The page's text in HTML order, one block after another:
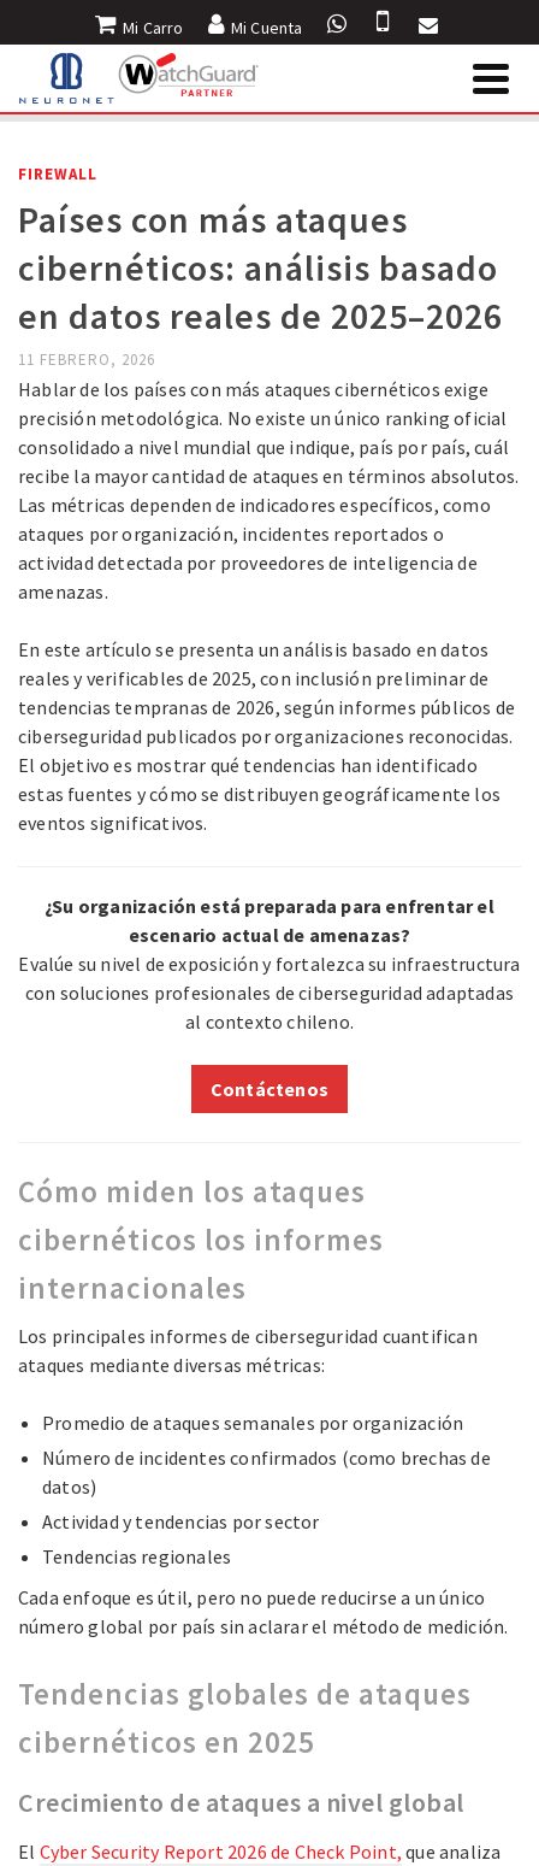
Mi Carro Mi Cuenta
INICIO BLOG » FIREWALL»PAÍSES CON MÁS ATAQUES CIBERNÉTICOS:
ANÁLISIS BASADO EN DATOS REALES DE 2025–2026
FIREWALL
Países con más ataques
cibernéticos: análisis basado
en datos reales de 2025–2026
11 FEBRERO, 2026
Hablar de los países con más ataques cibernéticos exige
precisión metodológica. No existe un único ranking oficial
consolidado a nivel mundial que indique, país por país, cuál
recibe la mayor cantidad de ataques en términos absolutos.
Las métricas dependen de indicadores específicos, como
ataques por organización, incidentes reportados o
actividad detectada por proveedores de inteligencia de
amenazas.
En este artículo se presenta un análisis basado en datos
reales y verificables de 2025, con inclusión preliminar de
tendencias tempranas de 2026, según informes públicos de
ciberseguridad publicados por organizaciones reconocidas.
El objetivo es mostrar qué tendencias han identificado
estas fuentes y cómo se distribuyen geográficamente los
eventos significativos.
¿Su organización está preparada para enfrentar el
escenario actual de amenazas?
Evalúe su nivel de exposición y fortalezca su infraestructura
con soluciones profesionales de ciberseguridad adaptadas
al contexto chileno.
Contáctenos
Cómo miden los ataques
cibernéticos los informes
internacionales
Los principales informes de ciberseguridad cuantifican
ataques mediante diversas métricas:
Promedio de ataques semanales por organización
Número de incidentes confirmados (como brechas de
datos)
Actividad y tendencias por sector
Tendencias regionales
Cada enfoque es útil, pero no puede reducirse a un único
número global por país sin aclarar el método de medición.
Tendencias globales de ataques
cibernéticos en 2025
Crecimiento de ataques a nivel global
El Cyber Security Report 2026 de Check Point, que analiza